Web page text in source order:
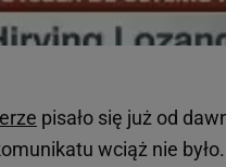
pisało się już od
wciąż nie